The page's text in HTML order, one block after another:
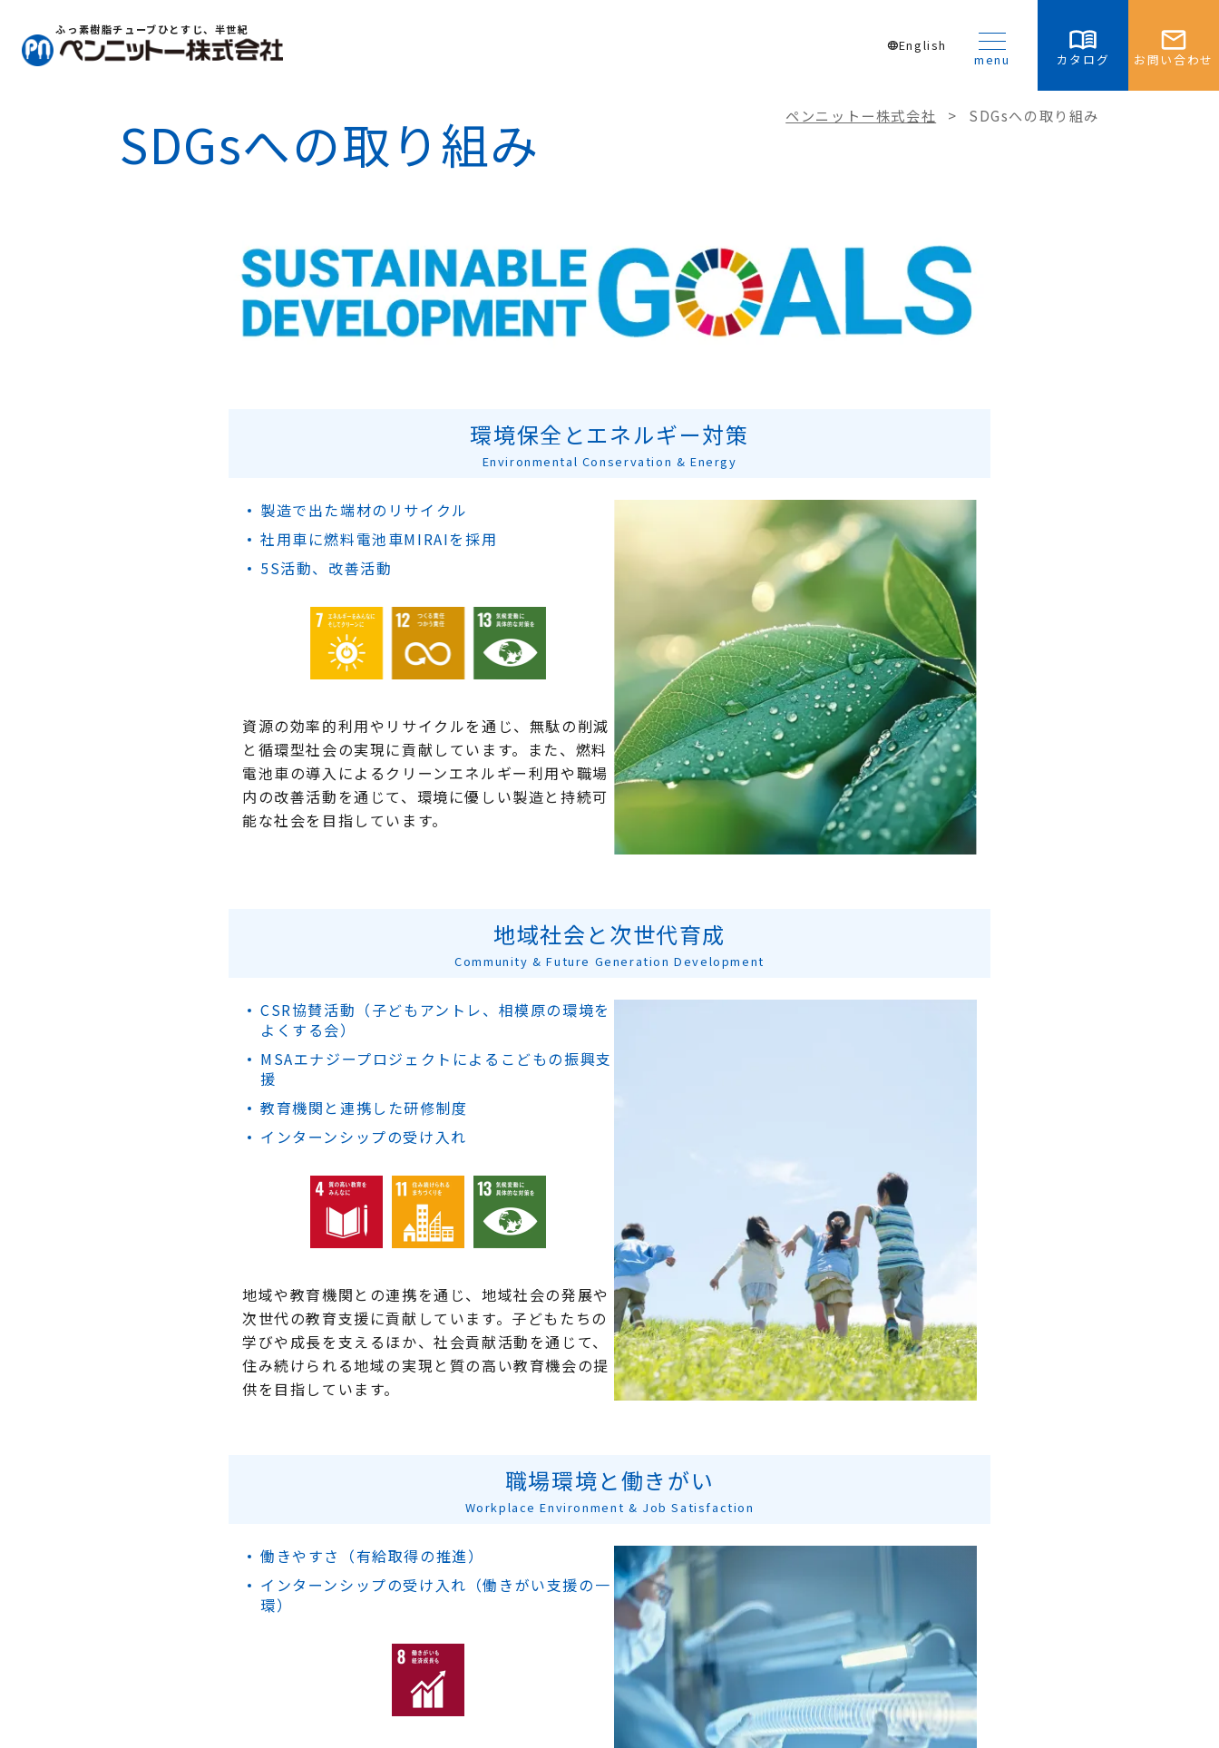
ふっ素樹脂チューブひとすじ、半世紀
languageEnglish
menu
カタログ お問い合わせ
フッ素樹脂(ふっ素樹脂)チューブ
とは？
企業情報
会社概要
採用情報
製品一覧
フレキシブルチューブ 熱収縮チューブ
ペンチューブ® PFA PFA
ペンチューブ® WTF
PEEK shrink®
ファインチューブ
Finetube SPA-TFE
PEEKtube
ペンニットー株式会社 > SDGsへの取り組み
SDGsへの取り組み
環境保全とエネルギー対策
Environmental Conservation & Energy
製造で出た端材のリサイクル
社用車に燃料電池車MIRAIを採用
5S活動、改善活動
資源の効率的利用やリサイクルを通じ、無駄の削減
と循環型社会の実現に貢献しています。また、燃料
電池車の導入によるクリーンエネルギー利用や職場
内の改善活動を通じて、環境に優しい製造と持続可
能な社会を目指しています。
地域社会と次世代育成
Community & Future Generation Development
CSR協賛活動（子どもアントレ、相模原の環境を
よくする会）
MSAエナジープロジェクトによるこどもの振興支
援
教育機関と連携した研修制度
インターンシップの受け入れ
地域や教育機関との連携を通じ、地域社会の発展や
次世代の教育支援に貢献しています。子どもたちの
学びや成長を支えるほか、社会貢献活動を通じて、
住み続けられる地域の実現と質の高い教育機会の提
供を目指しています。
職場環境と働きがい
Workplace Environment & Job Satisfaction
働きやすさ（有給取得の推進）
インターンシップの受け入れ（働きがい支援の一
環）